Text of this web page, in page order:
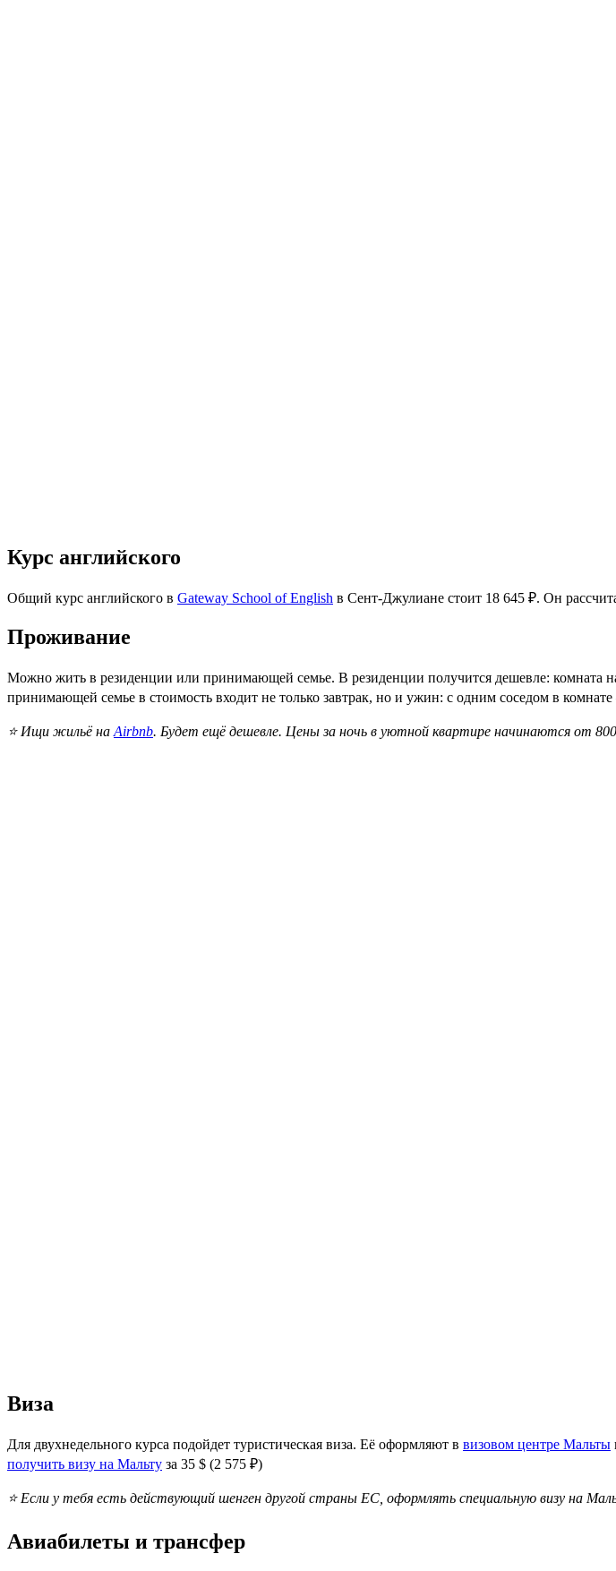
Курс английского
Общий курс английского в Gateway School of English в Сент-Джулиане стоит 18 645 ₽. Он
Проживание
Можно жить в резиденции или принимающей семье. В резиденции получится дешевле: комната
принимающей семье в стоимость входит не только завтрак, но и ужин: с одним соседом в
⭐ Ищи жильё на Airbnb. Будет ещё дешевле. Цены за ночь в уютной квартире начинаются от 800
Виза
Для двухнедельного курса подойдет туристическая виза. Её оформляют в визовом центре Мальты
получить визу на Мальту за 35 $ (2 575 ₽)
⭐ Если у тебя есть действующий шенген другой страны ЕС, оформлять специальную визу на
Авиабилеты и трансфер